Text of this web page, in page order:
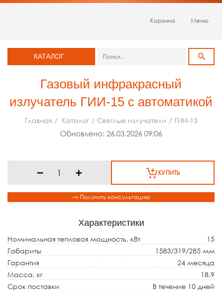
Корзина Меню
КАТАЛОГ
Газовый инфракрасный
излучатель ГИИ-15 с автоматикой
Главная / Каталог / Светлые излучатели / ГИИ-15
Обновлено: 26.03.2026 09:06
КУПИТЬ
→ Получить консультацию
Характеристики
Номинальная тепловая мощность, кВт
15
Габариты
1583/319/285 мм
Гарантия
24 месяца
Масса, кг
18,9
Срок поставки
В течение 10 дней